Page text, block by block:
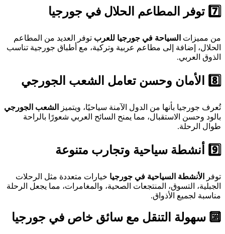
7️⃣ توفر المطاعم الحلال في جورجيا
من مميزات السياحة في جورجيا للعرب توفر العديد من المطاعم
الحلال، إضافة إلى مطاعم عربية وتركية، مع أطباق جورجية تناسب
الذوق العربي.
8️⃣ الأمان وحسن تعامل الشعب الجورجي
تُعرف جورجيا بأنها من الدول الآمنة سياحيًا، ويتميز
الشعب الجورجي
بالود وحسن الاستقبال، مما يمنح السائح العربي شعورًا بالراحة
طوال الرحلة.
9️⃣ أنشطة سياحية وتجارب متنوعة
توفر الأنشطة السياحية في جورجيا خيارات متعددة مثل الرحلات
الجبلية، التسوق، المنتجعات الصحية، والمغامرات، مما يجعل الرحلة
مناسبة لجميع الأذواق.
🔟 سهولة التنقل مع سائق خاص في جورجيا